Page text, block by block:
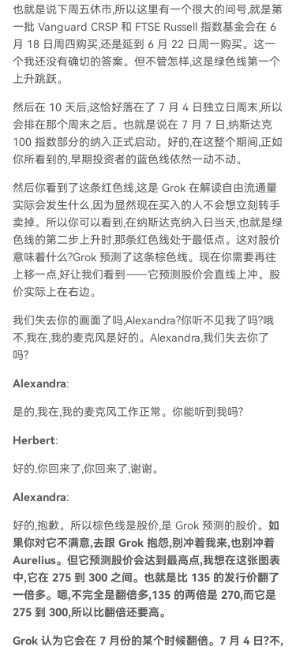
也就是说下周五休市,所以这里有一个很大的问号,就是第
一批 Vanguard CRSP 和 FTSE Russell 指数基金会在 6
月 18 日周四购买,还是延到 6 月 22 日周一购买。这一
个我还没有确切的答案。但不管怎样,这是绿色线第一个
上升跳跃。
然后在 10 天后,这恰好落在了 7 月 4 日独立日周末,所以
会排在那个周末之后。也就是说在 7 月 7 日,纳斯达克
100 指数部分的纳入正式启动。好的,在这整个期间,正如
你所看到的,早期投资者的蓝色线依然一动不动。
然后你看到了这条红色线,这是 Grok 在解读自由流通量
实际会发生什么,因为显然现在买入的人不会想立刻转手
卖掉。所以你可以看到,在纳斯达克纳入日当天,也就是绿
色线的第二步上升时,那条红色线处于最低点。这对股价
意味着什么?Grok 预测了这条棕色线。现在你需要再往
上移一点,好让我们看到——它预测股价会直线上冲。股
价实际上在右边。
我们失去你的画面了吗,Alexandra?你听不见我了吗?哦
不,我在,我的麦克风是好的。Alexandra,我们失去你了
吗?
Alexandra:
是的,我在,我的麦克风工作正常。你能听到我吗?
Herbert:
好的,你回来了,你回来了,谢谢。
Alexandra:
好的,抱歉。所以棕色线是股价,是 Grok 预测的股价。 如
果你对它不满意,去跟 Grok 抱怨,别冲着我来,也别冲着
Aurelius。但它预测股价会达到最高点,我想在这张图表
中,它在 275 到 300 之间。也就是比 135 的发行价翻了
一倍多。嗯,不完全是翻倍多,135 的两倍是 270,而它是
275 到 300,所以比翻倍还要高。
Grok 认为它会在 7 月份的某个时候翻倍。7 月 4 日?不,